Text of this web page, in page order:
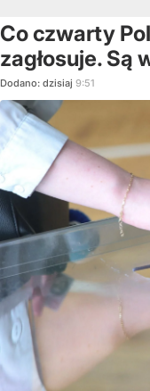
Co czwarty
zagłosuje. Są
Dodano: dzisiaj 9:51